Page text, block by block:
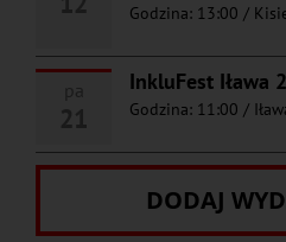
Godzina: 13:00 /
InkluFest Iława
Godzina: 11:00 /
DODAJ